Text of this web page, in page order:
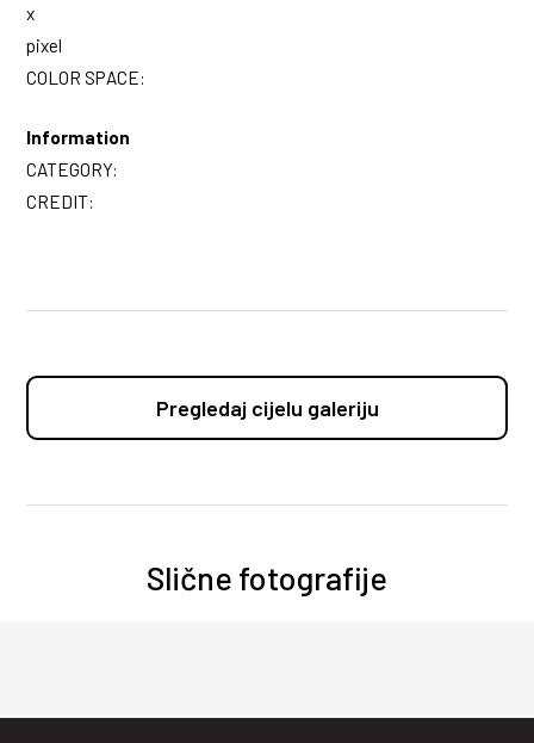
x
pixel
COLOR SPACE:
Information
CATEGORY:
CREDIT:
Pregledaj cijelu galeriju
Slične fotografije